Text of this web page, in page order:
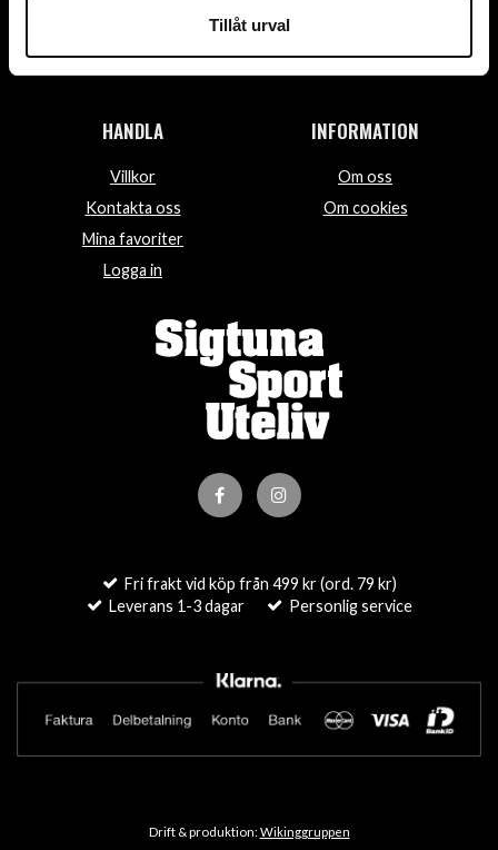
Tillåt urval
HANDLA
Villkor
Kontakta oss
Mina favoriter
Logga in
INFORMATION
Om oss
Om cookies
Fri frakt vid köp från 499 kr (ord. 79 kr)
Leverans 1-3 dagar
Personlig service
Drift & produktion: Wikinggruppen